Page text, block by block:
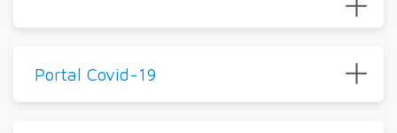
Portal Covid-19